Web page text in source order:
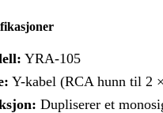
YRA-105
Y-kabel (RCA hunn til 2
Dupliserer et